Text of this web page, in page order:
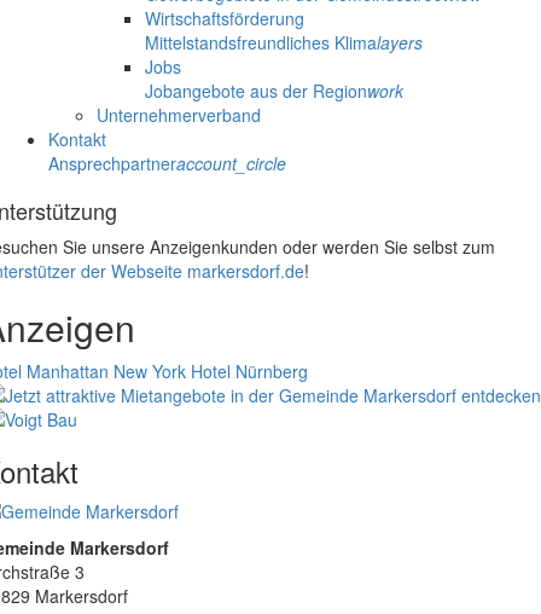
Wirtschaftsförderung
Mittelstandsfreundliches Klimalayers
Jobs
Jobangebote aus der Regionwork
Unternehmerverband
Kontakt
Ansprechpartneraccount_circle
Sie unsere Anzeigenkunden oder werden Sie selbst zum
der Webseite markersdorf.de!
Manhattan New York Hotel Nürnberg
Markersdorf
3
Markersdorf